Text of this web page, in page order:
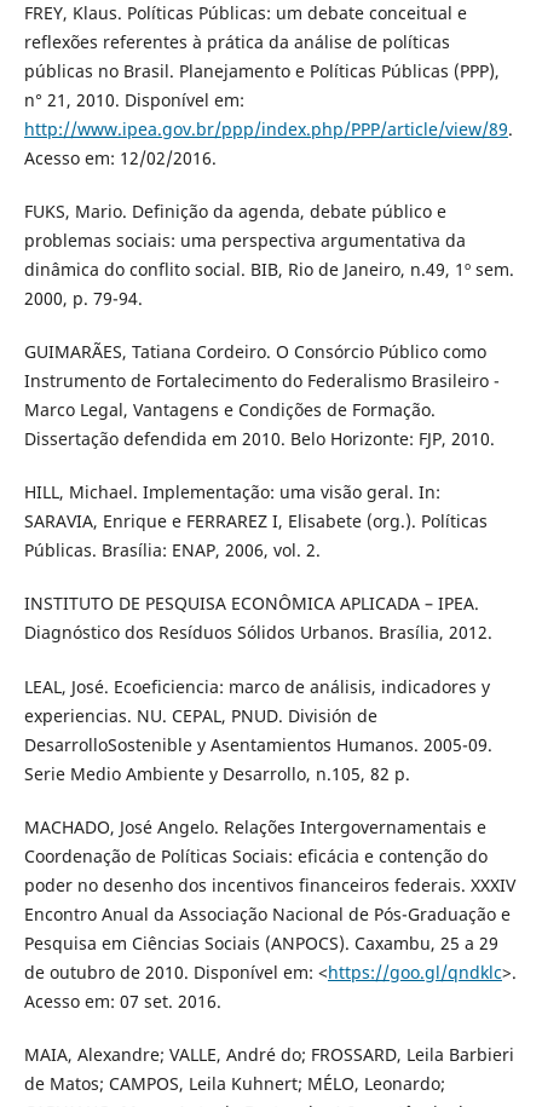
FREY, Klaus. Políticas Públicas: um debate conceitual e
reflexões referentes à prática da análise de políticas
públicas no Brasil. Planejamento e Políticas Públicas (PPP),
n° 21, 2010. Disponível em:
http://www.ipea.gov.br/ppp/index.php/PPP/article/view/89.
Acesso em: 12/02/2016.
FUKS, Mario. Definição da agenda, debate público e
problemas sociais: uma perspectiva argumentativa da
dinâmica do conflito social. BIB, Rio de Janeiro, n.49, 1º sem.
2000, p. 79-94.
GUIMARÃES, Tatiana Cordeiro. O Consórcio Público como
Instrumento de Fortalecimento do Federalismo Brasileiro -
Marco Legal, Vantagens e Condições de Formação.
Dissertação defendida em 2010. Belo Horizonte: FJP, 2010.
HILL, Michael. Implementação: uma visão geral. In:
SARAVIA, Enrique e FERRAREZ I, Elisabete (org.). Políticas
Públicas. Brasília: ENAP, 2006, vol. 2.
INSTITUTO DE PESQUISA ECONÔMICA APLICADA – IPEA.
Diagnóstico dos Resíduos Sólidos Urbanos. Brasília, 2012.
LEAL, José. Ecoeficiencia: marco de análisis, indicadores y
experiencias. NU. CEPAL, PNUD. División de
DesarrolloSostenible y Asentamientos Humanos. 2005-09.
Serie Medio Ambiente y Desarrollo, n.105, 82 p.
MACHADO, José Angelo. Relações Intergovernamentais e
Coordenação de Políticas Sociais: eficácia e contenção do
poder no desenho dos incentivos financeiros federais. XXXIV
Encontro Anual da Associação Nacional de Pós-Graduação e
Pesquisa em Ciências Sociais (ANPOCS). Caxambu, 25 a 29
de outubro de 2010. Disponível em: <https://goo.gl/qndklc>.
Acesso em: 07 set. 2016.
MAIA, Alexandre; VALLE, André do; FROSSARD, Leila Barbieri
de Matos; CAMPOS, Leila Kuhnert; MÉLO, Leonardo;